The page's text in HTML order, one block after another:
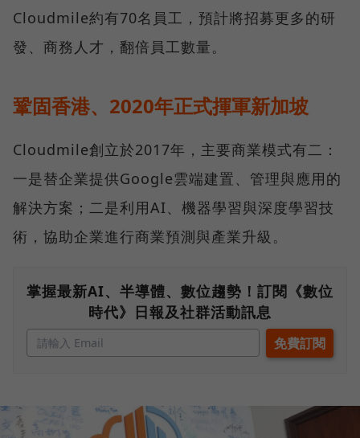
Cloudmile約有70名員工，預計將招募更多的研
發、商務人才，翻倍員工數量。
鞏固香港、2020年正式揮軍新加坡
Cloudmile創立於2017年，主要商業模式有二：
一是替企業提供Google雲端建置、管理與應用的
解決方案；二是利用AI、機器學習與深度學習技
術，協助企業進行商業預測與產業升級。
掌握最新AI、半導體、數位趨勢！訂閱《數位
時代》日報及社群活動訊息